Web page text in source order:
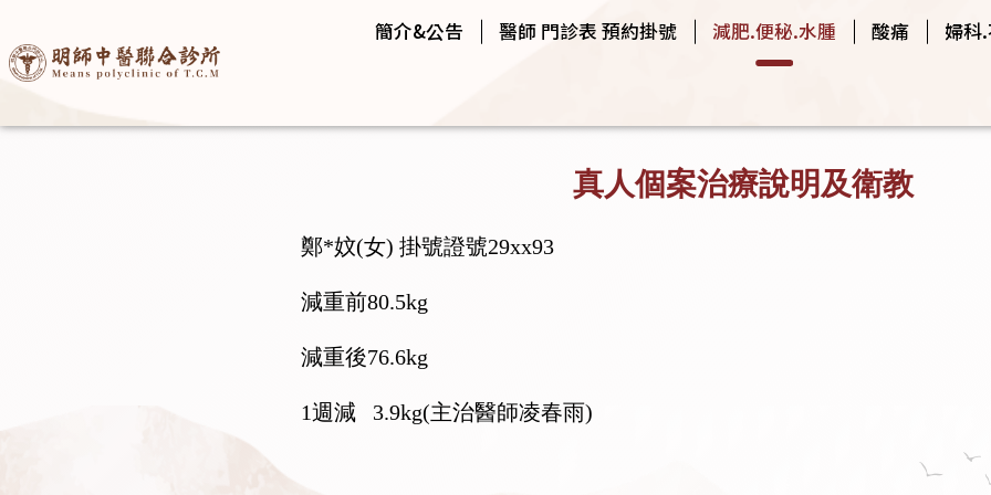
簡介&公告 醫師 門診表 預約掛號 減肥.便秘.水腫 酸痛 婦科
真人個案治療說明及衛教
鄭*妏(女) 掛號證號29xx93
減重前80.5kg
減重後76.6kg
1週減 3.9kg(主治醫師凌春雨)